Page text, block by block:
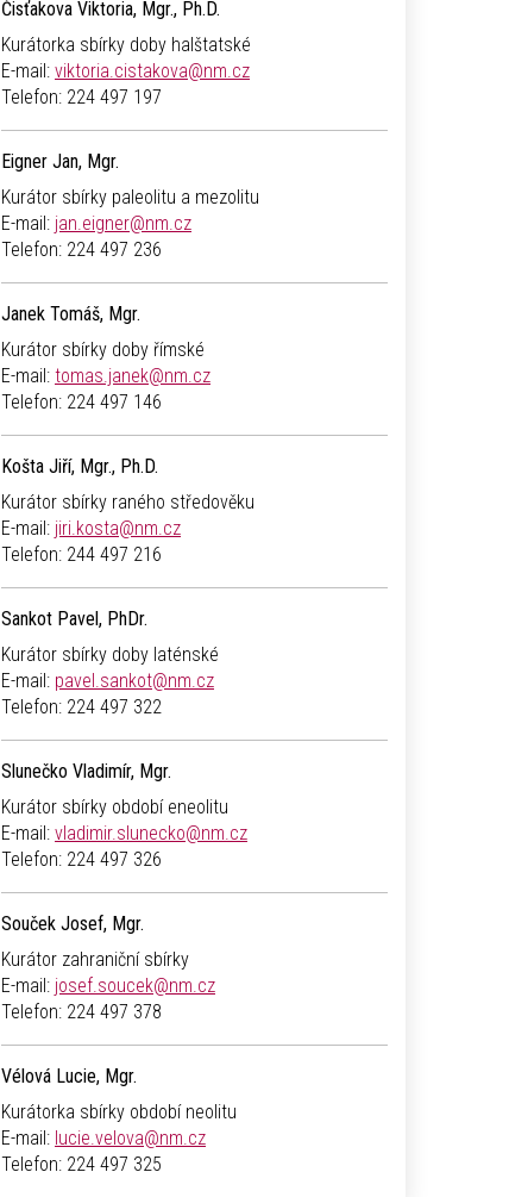
Čisťakova Viktoria, Mgr., Ph.D.
Kurátorka sbírky doby halštatské
E-mail: viktoria.cistakova@nm.cz
Telefon: 224 497 197
Eigner Jan, Mgr.
Kurátor sbírky paleolitu a mezolitu
E-mail: jan.eigner@nm.cz
Telefon: 224 497 236
Janek Tomáš, Mgr.
Kurátor sbírky doby římské
E-mail: tomas.janek@nm.cz
Telefon: 224 497 146
Košta Jiří, Mgr., Ph.D.
Kurátor sbírky raného středověku
E-mail: jiri.kosta@nm.cz
Telefon: 244 497 216
Sankot Pavel, PhDr.
Kurátor sbírky doby laténské
E-mail: pavel.sankot@nm.cz
Telefon: 224 497 322
Slunečko Vladimír, Mgr.
Kurátor sbírky období eneolitu
E-mail: vladimir.slunecko@nm.cz
Telefon: 224 497 326
Souček Josef, Mgr.
Kurátor zahraniční sbírky
E-mail: josef.soucek@nm.cz
Telefon: 224 497 378
Vélová Lucie, Mgr.
Kurátorka sbírky období neolitu
E-mail: lucie.velova@nm.cz
Telefon: 224 497 325